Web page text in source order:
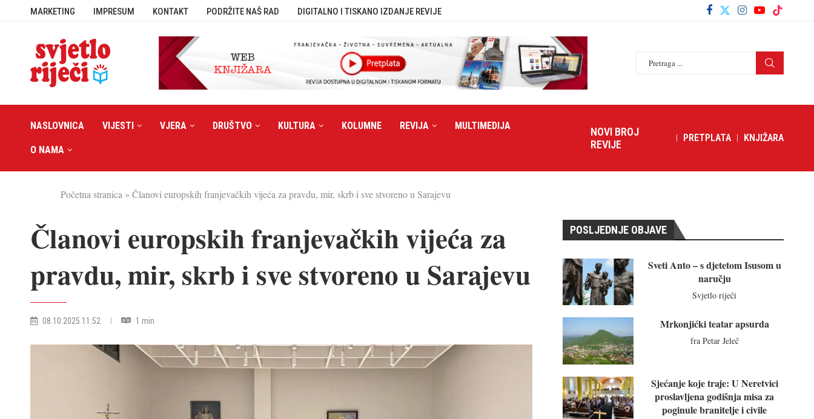
MARKETING IMPRESUM KONTAKT PODRŽITE NAŠ RAD DIGITALNO I TISKANO IZDANJE REVIJE
NASLOVNICA VIJESTI VJERA DRUŠTVO KULTURA KOLUMNE REVIJA MULTIMEDIJA
O NAMA
NOVI BROJ
REVIJE
PRETPLATA KNJIŽARA
Početna stranica » Članovi europskih franjevačkih vijeća za pravdu, mir, skrb i sve stvoreno u Sarajevu
Članovi europskih franjevačkih vijeća za
pravdu, mir, skrb i sve stvoreno u Sarajevu
08.10.2025 11:52 1 min
POSLJEDNJE OBJAVE
Sveti Anto – s djetetom Isusom u
naručju
Svjetlo riječi
Mrkonjićki teatar apsurda
fra Petar Jeleč
Sjećanje koje traje: U Neretvici
proslavljena godišnja misa za
poginule branitelje i civile